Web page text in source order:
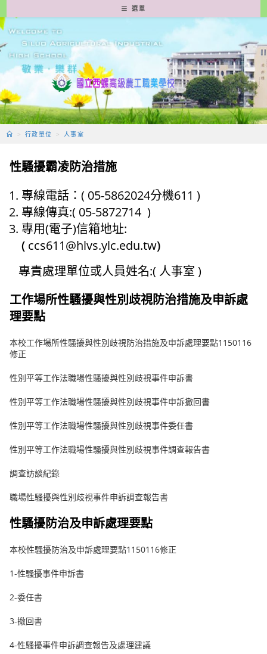
轉
至
要
容
選單
> 行政單位 > 人事室
性騷擾霸凌防治措施
專線電話：( 05-5862024分機611 )
專線傳真:( 05-5872714 )
專用(電子)信箱地址:
( ccs611@hlvs.ylc.edu.tw)
專責處理單位或人員姓名:( 人事室 )
工作場所性騷擾與性別歧視防治措施及申訴處
理要點
本校工作場所性騷擾與性別歧視防治措施及申訴處理要點1150116
修正
性別平等工作法職場性騷擾與性別歧視事件申訴書
性別平等工作法職場性騷擾與性別歧視事件申訴撤回書
性別平等工作法職場性騷擾與性別歧視事件委任書
性別平等工作法職場性騷擾與性別歧視事件調查報告書
調查訪談紀錄
職場性騷擾與性別歧視事件申訴調查報告書
性騷擾防治及申訴處理要點
本校性騷擾防治及申訴處理要點1150116修正
1-性騷擾事件申訴書
2-委任書
3-撤回書
4-性騷擾事件申訴調查報告及處理建議